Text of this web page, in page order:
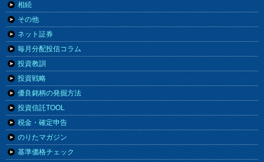
相続
その他
ネット証券
毎月分配投信コラム
投資教訓
投資戦略
優良銘柄の発掘方法
投資信託TOOL
税金・確定申告
のりたマガジン
基準価格チェック